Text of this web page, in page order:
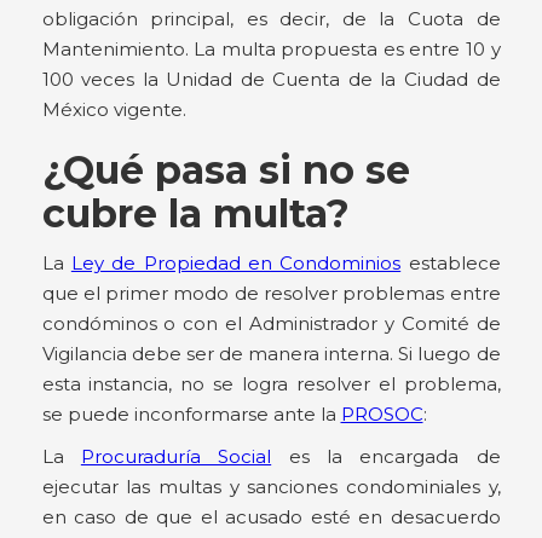
obligación principal, es decir, de la Cuota de
Mantenimiento. La multa propuesta es entre 10 y
100 veces la Unidad de Cuenta de la Ciudad de
México vigente.
¿Qué pasa si no se
cubre la multa?
La Ley de Propiedad en Condominios establece
que el primer modo de resolver problemas entre
condóminos o con el Administrador y Comité de
Vigilancia debe ser de manera interna. Si luego de
esta instancia, no se logra resolver el problema,
se puede inconformarse ante la PROSOC:
La Procuraduría Social es la encargada de
ejecutar las multas y sanciones condominiales y,
en caso de que el acusado esté en desacuerdo